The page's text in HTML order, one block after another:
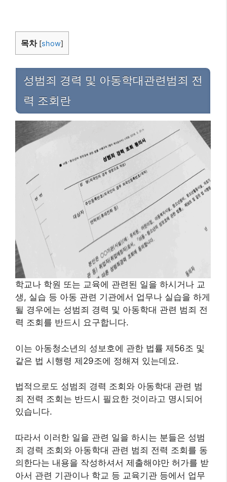
목차 [show]
성범죄 경력 및 아동학대관련범죄 전
력 조회란
학교나 학원 또는 교육에 관련된 일을 하시거나 교
생, 실습 등 아동 관련 기관에서 업무나 실습을 하게
될 경우에는 성범죄 경력 및 아동학대 관련 범죄 전
력 조회를 반드시 요구합니다.
이는 아동청소년의 성보호에 관한 법률 제56조 및
같은 법 시행령 제29조에 정해져 있는데요.
법적으로도 성범죄 경력 조회와 아동학대 관련 범
죄 전력 조회는 반드시 필요한 것이라고 명시되어
있습니다.
따라서 이러한 일을 관련 일을 하시는 분들은 성범
죄 경력 조회와 아동학대 관련 범죄 전력 조회를 동
의한다는 내용을 작성하셔서 제출해야만 허가를 받
아서 관련 기관이나 학교 등 교육기관 등에서 업무